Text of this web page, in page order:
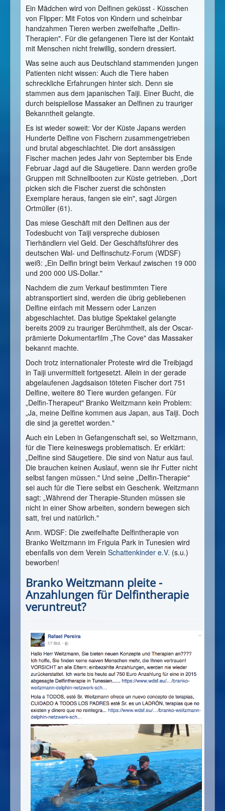
Ein Mädchen wird von Delfinen geküsst - Küsschen
von Flipper: Mit Fotos von Kindern und scheinbar
handzahmen Tieren werben zweifelhafte „Delfin-
Therapien". Für die gefangenen Tiere ist der Kontakt
mit Menschen nicht freiwillig, sondern dressiert.
Was seine auch aus Deutschland stammenden jungen
Patienten nicht wissen: Auch die Tiere haben
schreckliche Erfahrungen hinter sich. Denn sie
stammen aus dem japanischen Taiji. Einer Bucht, die
durch beispiellose Massaker an Delfinen zu trauriger
Bekanntheit gelangte.
Es ist wieder soweit: Vor der Küste Japans werden
Hunderte Delfine von Fischern zusammengetrieben
und brutal abgeschlachtet. Die dort ansässigen
Fischer machen jedes Jahr von September bis Ende
Februar Jagd auf die Säugetiere. Dann werden große
Gruppen mit Schnellbooten zur Küste getrieben. „Dort
picken sich die Fischer zuerst die schönsten
Exemplare heraus, fangen sie ein", sagt Jürgen
Ortmüller (61).
Das miese Geschäft mit den Delfinen aus der
Todesbucht von Taiji verspreche dubiosen
Tierhändlern viel Geld. Der Geschäftsführer des
deutschen Wal- und Delfinschutz-Forum (WDSF)
weiß: „Ein Delfin bringt beim Verkauf zwischen 19 000
und 200 000 US-Dollar."
Nachdem die zum Verkauf bestimmten Tiere
abtransportiert sind, werden die übrig gebliebenen
Delfine einfach mit Messern oder Lanzen
abgeschlachtet. Das blutige Spektakel gelangte
bereits 2009 zu trauriger Berühmtheit, als der Oscar-
prämierte Dokumentarfilm „The Cove" das Massaker
bekannt machte.
Doch trotz internationaler Proteste wird die Treibjagd
in Taiji unvermittelt fortgesetzt. Allein in der gerade
abgelaufenen Jagdsaison töteten Fischer dort 751
Delfine, weitere 80 Tiere wurden gefangen. Für
„Delfin-Therapeut" Branko Weitzmann kein Problem:
„Ja, meine Delfine kommen aus Japan, aus Taiji. Doch
die sind ja gerettet worden."
Auch ein Leben in Gefangenschaft sei, so Weitzmann,
für die Tiere keineswegs problematisch. Er erklärt:
„Delfine sind Säugetiere. Die sind von Natur aus faul.
Die brauchen keinen Auslauf, wenn sie ihr Futter nicht
selbst fangen müssen." Und seine „Delfin-Therapie"
sei auch für die Tiere selbst ein Geschenk. Weitzmann
sagt: „Während der Therapie-Stunden müssen sie
nicht in einer Show arbeiten, sondern bewegen sich
satt, frei und natürlich."
Anm. WDSF: Die zweifelhafte Delfintherapie von
Branko Weitzmann im Friguia Park in Tunesien wird
ebenfalls von dem Verein Schattenkinder e.V. (s.u.)
beworben!
Branko Weitzmann pleite -
Anzahlungen für Delfintherapie
veruntreut?